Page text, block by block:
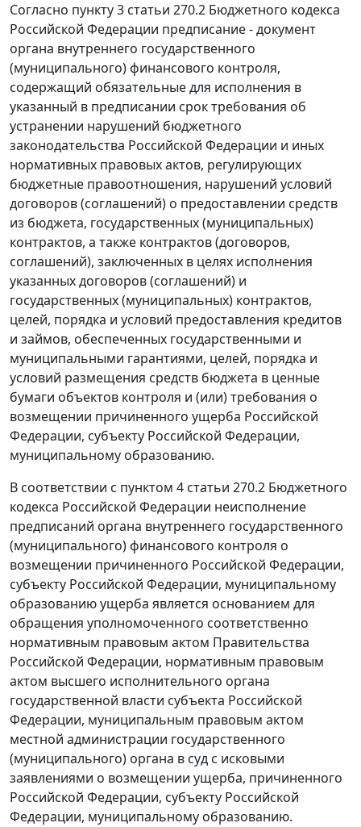
Согласно пункту 3 статьи 270.2 Бюджетного кодекса
Российской Федерации предписание - документ
органа внутреннего государственного
(муниципального) финансового контроля,
содержащий обязательные для исполнения в
указанный в предписании срок требования об
устранении нарушений бюджетного
законодательства Российской Федерации и иных
нормативных правовых актов, регулирующих
бюджетные правоотношения, нарушений условий
договоров (соглашений) о предоставлении средств
из бюджета, государственных (муниципальных)
контрактов, а также контрактов (договоров,
соглашений), заключенных в целях исполнения
указанных договоров (соглашений) и
государственных (муниципальных) контрактов,
целей, порядка и условий предоставления кредитов
и займов, обеспеченных государственными и
муниципальными гарантиями, целей, порядка и
условий размещения средств бюджета в ценные
бумаги объектов контроля и (или) требования о
возмещении причиненного ущерба Российской
Федерации, субъекту Российской Федерации,
муниципальному образованию.
В соответствии с пунктом 4 статьи 270.2 Бюджетного
кодекса Российской Федерации неисполнение
предписаний органа внутреннего государственного
(муниципального) финансового контроля о
возмещении причиненного Российской Федерации,
субъекту Российской Федерации, муниципальному
образованию ущерба является основанием для
обращения уполномоченного соответственно
нормативным правовым актом Правительства
Российской Федерации, нормативным правовым
актом высшего исполнительного органа
государственной власти субъекта Российской
Федерации, муниципальным правовым актом
местной администрации государственного
(муниципального) органа в суд с исковыми
заявлениями о возмещении ущерба, причиненного
Российской Федерации, субъекту Российской
Федерации, муниципальному образованию.